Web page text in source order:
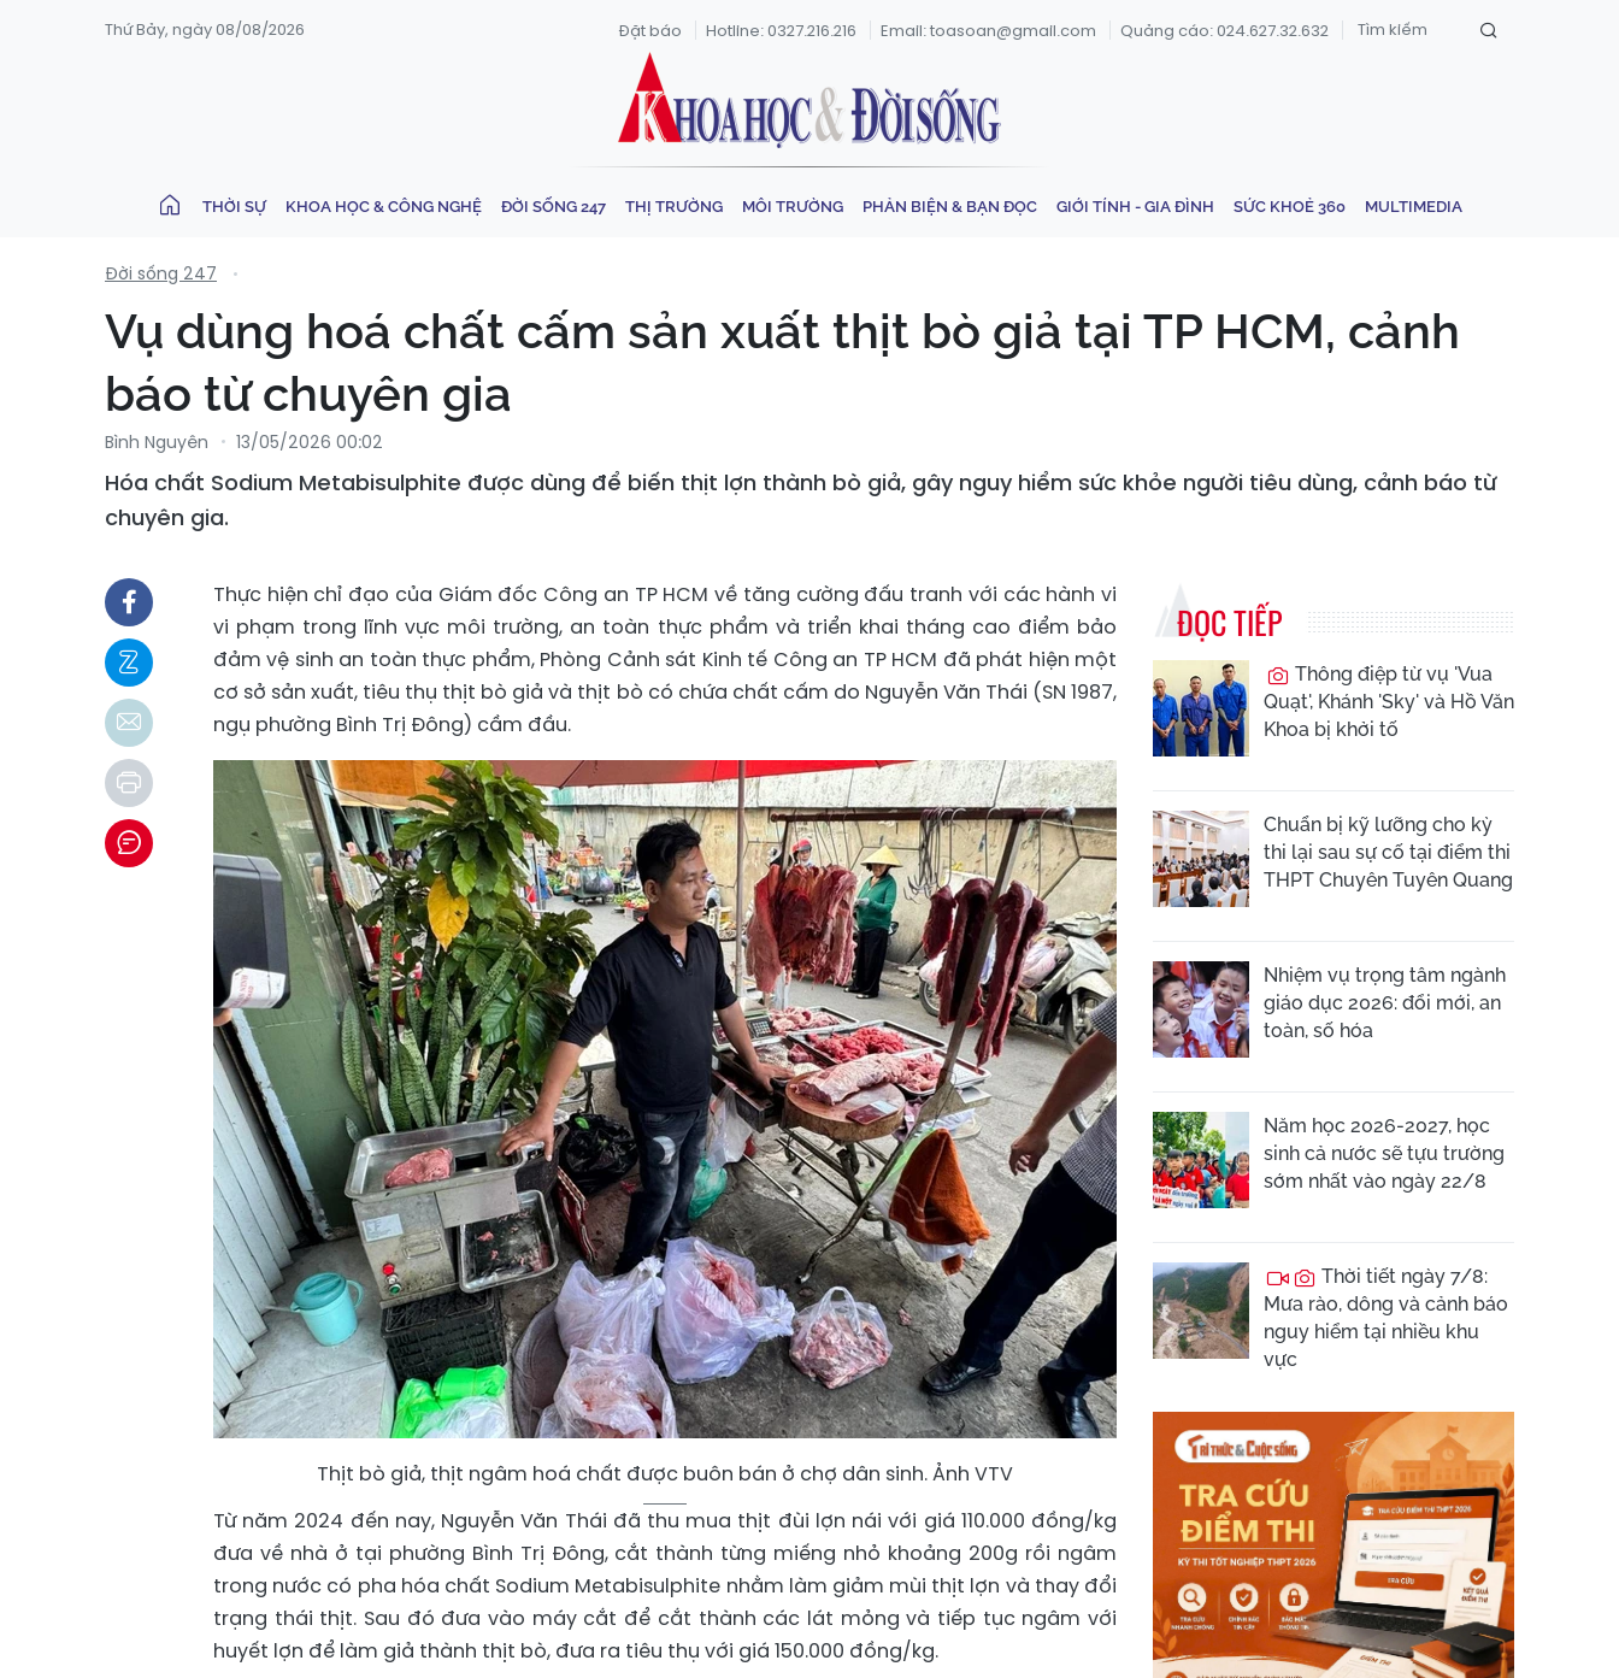
Thứ Bảy, ngày 08/08/2026 Đặt báo Hotline: 0327.216.216 Email: toasoan@gmail.com Quảng cáo: 024.627.32.632
THỜI SỰ KHOA HỌC & CÔNG NGHỆ ĐỜI SỐNG 247 THỊ TRƯỜNG MÔI TRƯỜNG PHẢN BIỆN & BẠN ĐỌC GIỚI TÍNH - GIA ĐÌNH SỨC KHOẺ 360 MULTIMEDIA
Đời sống 247
Vụ dùng hoá chất cấm sản xuất thịt bò giả tại TP HCM, cảnh
báo từ chuyên gia
Bình Nguyên 13/05/2026 00:02
Hóa chất Sodium Metabisulphite được dùng để biến thịt lợn thành bò giả, gây nguy hiểm sức khỏe người tiêu dùng, cảnh báo từ
chuyên gia.
Thực hiện chỉ đạo của Giám đốc Công an TP HCM về tăng cường đấu tranh với các hành vi
vi phạm trong lĩnh vực môi trường, an toàn thực phẩm và triển khai tháng cao điểm bảo
đảm vệ sinh an toàn thực phẩm, Phòng Cảnh sát Kinh tế Công an TP HCM đã phát hiện một
cơ sở sản xuất, tiêu thụ thịt bò giả và thịt bò có chứa chất cấm do Nguyễn Văn Thái (SN 1987,
ngụ phường Bình Trị Đông) cầm đầu.​
Thịt bò giả, thịt ngâm hoá chất được buôn bán ở chợ dân sinh. Ảnh VTV
Từ năm 2024 đến nay, Nguyễn Văn Thái đã thu mua thịt đùi lợn nái với giá 110.000 đồng/kg
đưa về nhà ở tại phường Bình Trị Đông, cắt thành từng miếng nhỏ khoảng 200g rồi ngâm
trong nước có pha hóa chất Sodium Metabisulphite nhằm làm giảm mùi thịt lợn và thay đổi
trạng thái thịt. Sau đó đưa vào máy cắt để cắt thành các lát mỏng và tiếp tục ngâm với
huyết lợn để làm giả thành thịt bò, đưa ra tiêu thụ với giá 150.000 đồng/kg.
ĐỌC TIẾP
Thông điệp từ vụ 'Vua
Quạt', Khánh 'Sky' và Hồ Văn
Khoa bị khởi tố
Chuẩn bị kỹ lưỡng cho kỳ
thi lại sau sự cố tại điểm thi
THPT Chuyên Tuyên Quang
Nhiệm vụ trọng tâm ngành
giáo dục 2026: đổi mới, an
toàn, số hóa
Năm học 2026-2027, học
sinh cả nước sẽ tựu trường
sớm nhất vào ngày 22/8
Thời tiết ngày 7/8:
Mưa rào, dông và cảnh báo
nguy hiểm tại nhiều khu
vực